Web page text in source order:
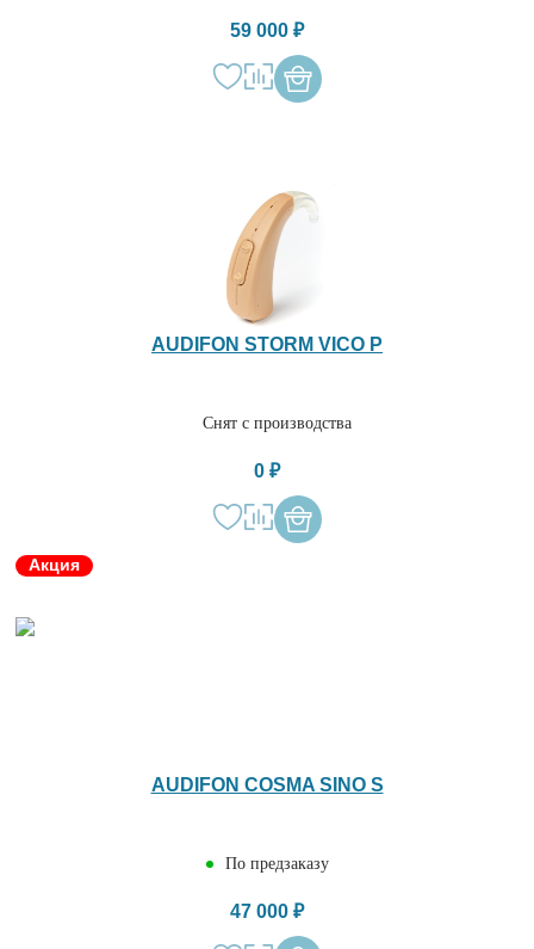
59 000 ₽
AUDIFON STORM VICO P
Снят с производства
0 ₽
Акция
AUDIFON COSMA SINO S
По предзаказу
47 000 ₽